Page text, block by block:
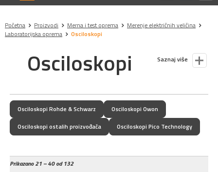
Početna Proizvodi Merna i test oprema
Merenje električnih veličina
Laboratorijska oprema
Osciloskopi
Osciloskopi Saznaj više
Osciloskopi Rohde & Schwarz
Osciloskopi Owon
Osciloskopi ostalih proizvođača
Osciloskopi Pico Technology
Prikazano21 – 40 od 132